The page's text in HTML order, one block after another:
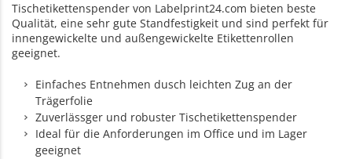
Tischetikettenspender von Labelprint24.com bieten beste
Qualität, eine sehr gute Standfestigkeit und sind perfekt für
innengewickelte und außengewickelte Etikettenrollen
geeignet.
Einfaches Entnehmen dusch leichten Zug an der
Trägerfolie
Zuverlässger und robuster Tischetikettenspender
Ideal für die Anforderungen im Office und im Lager
geeignet